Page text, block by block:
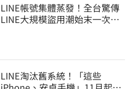
LINE帳號集體蒸發！全台驚傳
LINE大規模盜用潮始末一次
LINE淘汰舊系統！「這些